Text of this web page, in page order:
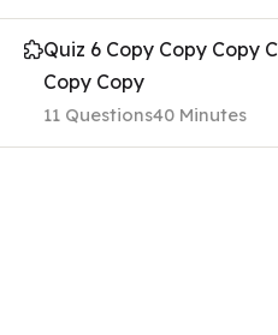
Quiz 6 Copy Copy Copy
Copy Copy
40 Minutes
11 Questions